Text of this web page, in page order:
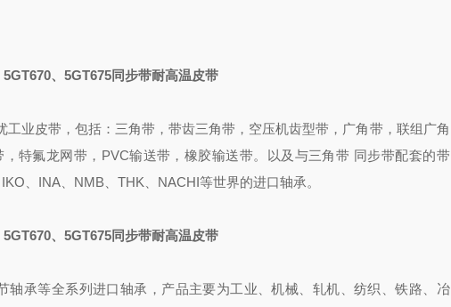
、5GT675同步带耐高温皮带
业皮带，包括：三角带，带齿三角带，空压机齿型带，广角带，联组广角
特氟龙网带，PVC输送带，橡胶输送带。以及与三角带 同步带配套的带
、INA、NMB、THK、NACHI等世界的进口轴承。
、5GT675同步带耐高温皮带
承等全系列进口轴承，产品主要为工业、机械、轧机、纺织、铁路、冶